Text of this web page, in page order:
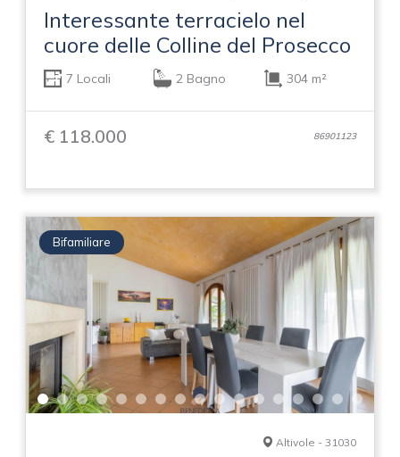
Interessante terracielo nel
cuore delle Colline del Prosecco
7 Locali 2 Bagno 304 m²
€ 118.000 86901123
Bifamiliare
Altivole - 31030